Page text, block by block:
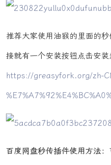
推荐大家使用油猴的里面的
接就有一个安装按钮点击安装
https://greasyfork.org/zh-
百度网盘秒传插件使用方法：